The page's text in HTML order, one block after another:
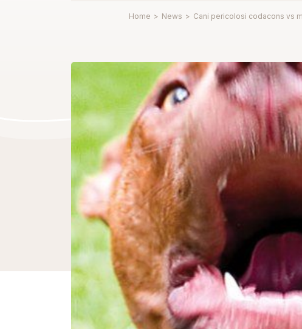
Home > News > Cani pericolosi codacons vs